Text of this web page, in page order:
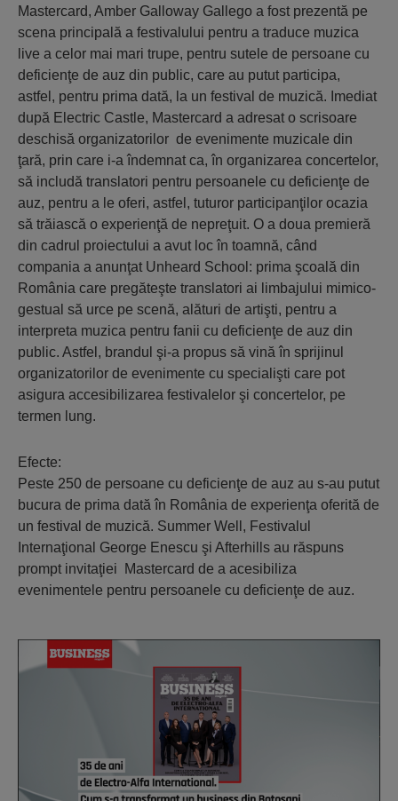
Mastercard, Amber Galloway Gallego a fost prezentă pe
scena principală a festivalului pentru a traduce muzica
live a celor mai mari trupe, pentru sutele de persoane cu
deficienţe de auz din public, care au putut participa,
astfel, pentru prima dată, la un festival de muzică. Imediat
după Electric Castle, Mastercard a adresat o scrisoare
deschisă organizatorilor de evenimente muzicale din
ţară, prin care i-a îndemnat ca, în organizarea concertelor,
să includă translatori pentru persoanele cu deficienţe de
auz, pentru a le oferi, astfel, tuturor participanţilor ocazia
să trăiască o experienţă de nepreţuit. O a doua premieră
din cadrul proiectului a avut loc în toamnă, când
compania a anunţat Unheard School: prima şcoală din
România care pregăteşte translatori ai limbajului mimico-
gestual să urce pe scenă, alături de artişti, pentru a
interpreta muzica pentru fanii cu deficienţe de auz din
public. Astfel, brandul şi-a propus să vină în sprijinul
organizatorilor de evenimente cu specialişti care pot
asigura accesibilizarea festivalelor şi concertelor, pe
termen lung.
Efecte:
Peste 250 de persoane cu deficienţe de auz au s-au putut
bucura de prima dată în România de experienţa oferită de
un festival de muzică. Summer Well, Festivalul
Internaţional George Enescu şi Afterhills au răspuns
prompt invitaţiei Mastercard de a acesibiliza
evenimentele pentru persoanele cu deficienţe de auz.